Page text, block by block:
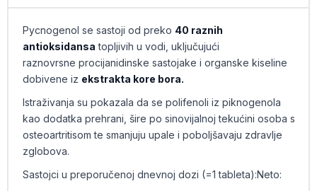
Pycnogenol se sastoji od preko 40 raznih
antioksidansa topljivih u vodi, uključujući
raznovrsne procijanidinske sastojake i organske kiseline
dobivene iz ekstrakta kore bora.
Istraživanja su pokazala da se polifenoli iz piknogenola
kao dodatka prehrani, šire po sinovijalnoj tekućini osoba s
osteoartritisom te smanjuju upale i poboljšavaju zdravlje
zglobova.
Sastojci u preporučenoj dnevnoj dozi (=1 tableta):Neto: